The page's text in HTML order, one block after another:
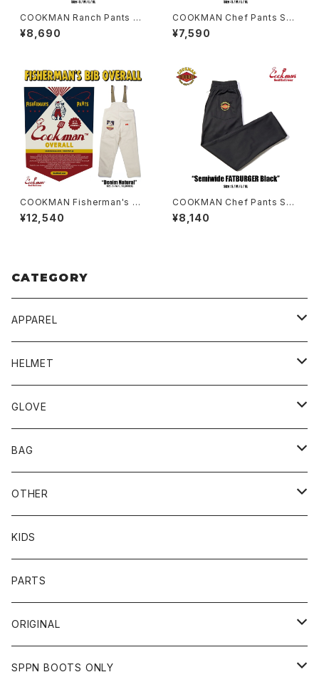
COOKMAN Ranch Pants De
nim Natural
¥8,690
COOKMAN Chef Pants Se
miwide Herringbone Stripe
Brick
¥7,590
COOKMAN Fisherman's Bi
b Overall Denim Natural
¥12,540
COOKMAN Chef Pants Se
miwide FATBURGER Black
¥8,140
CATEGORY
APPAREL
BLUCO
TOPS
BOTTOMS
UNCROWD
SHADE
TOPS
CYCLE ZOMBIES
TOPS
CAP
SCHOTT
OTHER
SHIRTS
VANSON
OTHER
SHIRTS
TOYS McCOY
OTHER
TOPS
VIN&AGE
WEAR
HARLEY DAVIDSON
HELMET
BUCO
SHOEI
DIN MARKET
72JAM
リード工業
GLOVE
MECHANIX WEAR
JRP
CHURCHILL
NAPA
DIN MARKET
BAG
DEGNER
ROUGH TAIL
DIN MARKET
STREAM TRAIL
BAG
OTHER
LEUS
HTC
SLOW WEAR LION
STANCE
KIDS
PARTS
ORIGINAL
TOPS
SPPN BOOTS ONLY